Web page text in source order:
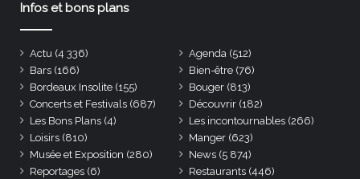
Infos et bons plans
Actu (4 336) Agenda (512)
Bars (166) Bien-être (76)
Bordeaux Insolite (155) Bouger (813)
Concerts et Festivals (687) Découvrir (182)
Les Bons Plans (4) Les incontournables (266)
Loisirs (810) Manger (623)
Musée et Exposition (280) News (5 874)
Reportages (6) Restaurants (446)